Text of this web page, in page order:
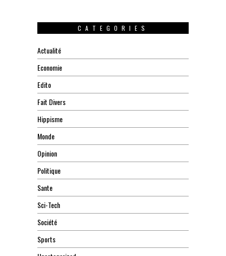
CATEGORIES
Actualité
Economie
Edito
Fait Divers
Hippisme
Monde
Opinion
Politique
Sante
Sci-Tech
Société
Sports